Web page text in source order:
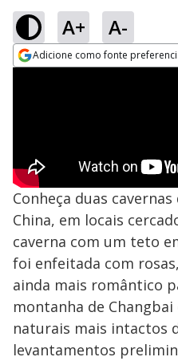
A+ A-
Adicione como fonte
Conheça duas
China, em locais
caverna com um teto
foi enfeitada com
ainda mais romântico
montanha de
naturais mais intactos
levantamentos